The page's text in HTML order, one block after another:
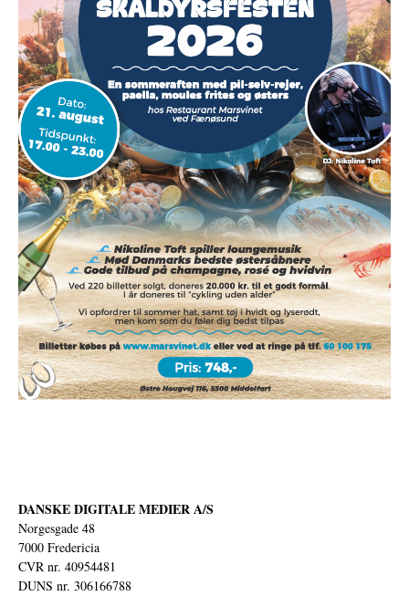
DANSKE DIGITALE MEDIER A/S
Norgesgade 48
7000 Fredericia
CVR nr. 40954481
DUNS nr. 306166788